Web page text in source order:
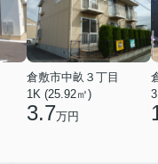
倉敷市中畝３丁目
1K (25.92㎡)
3.7万円